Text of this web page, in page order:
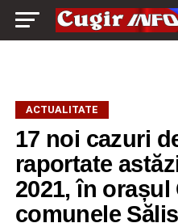
ACTUALITATE
17 noi cazuri
raportate
2021, în orașul
comunele